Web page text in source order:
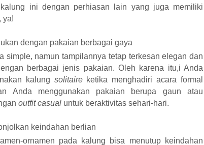
kalung ini dengan perhiasan lain yang juga memiliki
ya!
dengan pakaian berbagai gaya
simple, namun tampilannya tetap terkesan elegan dan
berbagai jenis pakaian. Oleh karena itu,i Anda
kalung solitaire ketika menghadiri acara formal
Anda menggunakan pakaian berupa gaun atau
outfit casual untuk beraktivitas sehari-hari.
keindahan berlian
ornamen pada kalung bisa menutup keindahan